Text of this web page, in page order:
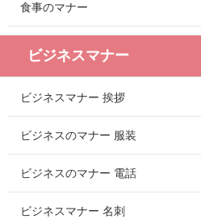
食事のマナー
ビジネスマナー
ビジネスマナー 挨拶
ビジネスのマナー 服装
ビジネスのマナー 電話
ビジネスマナー 名刺